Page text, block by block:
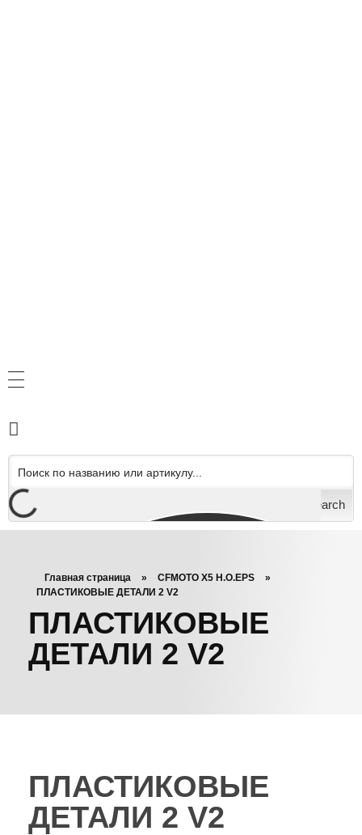
Search
Главная страница » CFMOTO X5 H.O.EPS
»
ПЛАСТИКОВЫЕ ДЕТАЛИ 2 V2
ПЛАСТИКОВЫЕ
ДЕТАЛИ 2 V2
ПЛАСТИКОВЫЕ
ДЕТАЛИ 2 V2